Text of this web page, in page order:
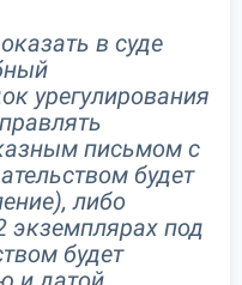
в суде
урегулирования
письмом с
будет
либо
экземплярах под
будет